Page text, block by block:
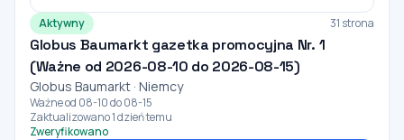
Aktywny 31 strona
Globus Baumarkt gazetka promocyjna Nr. 1
(Ważne od 2026-08-10 do 2026-08-15)
Globus Baumarkt · Niemcy
Ważne od 08-10 do 08-15
Zaktualizowano 1 dzień temu
Zweryfikowano